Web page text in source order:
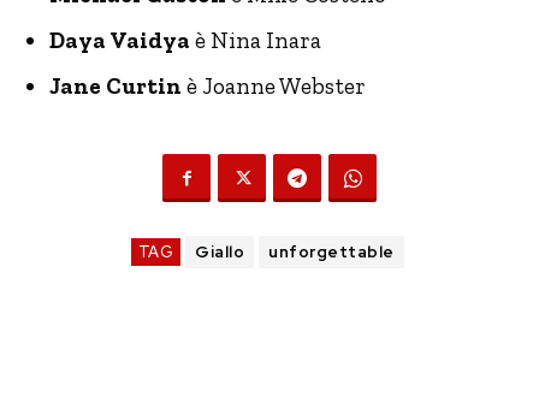
Daya Vaidya è Nina Inara
Jane Curtin è Joanne Webster
TAG Giallo unforgettable